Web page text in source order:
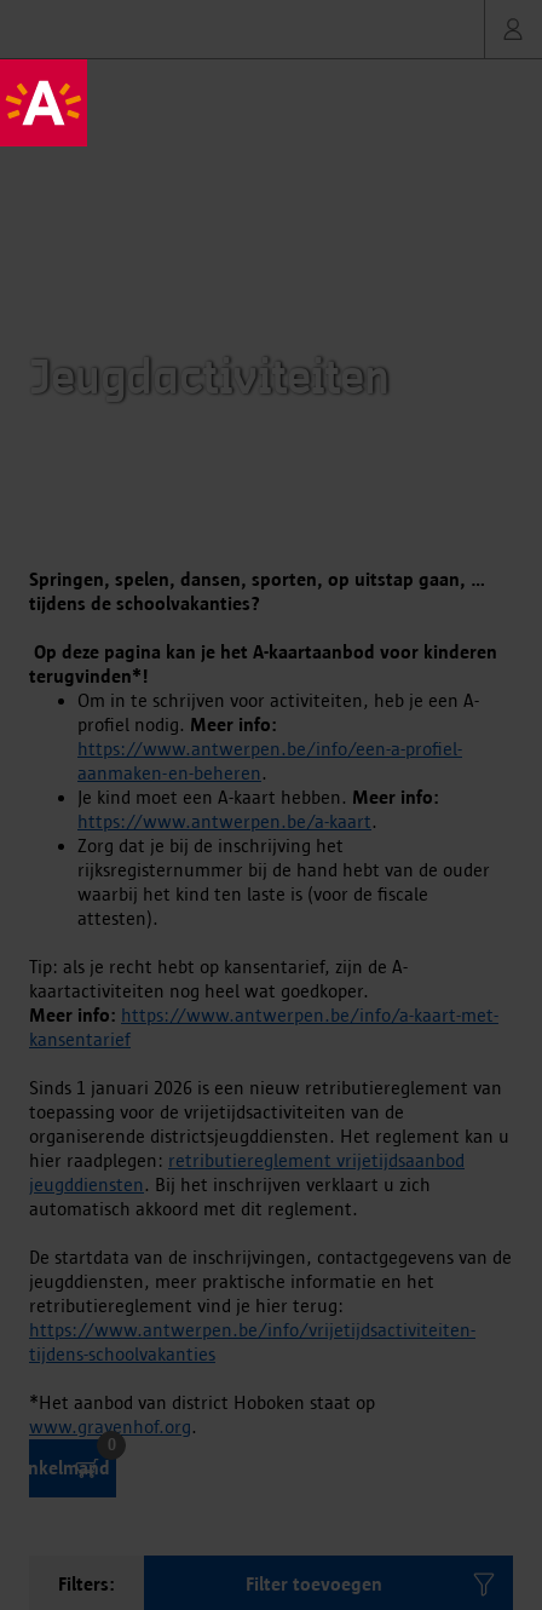
Jeugdactiviteiten
Springen, spelen, dansen, sporten, op uitstap gaan, ...
tijdens de schoolvakanties?
Op deze pagina kan je het A-kaartaanbod voor kinderen
terugvinden*!
Om in te schrijven voor activiteiten, heb je een A-
profiel nodig. Meer info:
https://www.antwerpen.be/info/een-a-profiel-
aanmaken-en-beheren .
Je kind moet een A-kaart hebben. Meer info:
https://www.antwerpen.be/a-kaart.
Zorg dat je bij de inschrijving het
rijksregisternummer bij de hand hebt van de ouder
waarbij het kind ten laste is (voor de fiscale
attesten).
Tip: als je recht hebt op kansentarief, zijn de A-
kaartactiviteiten nog heel wat goedkoper.
Meer info: https://www.antwerpen.be/info/a-kaart-met-
kansentarief
Sinds 1 januari 2026 is een nieuw retributiereglement van
toepassing voor de vrijetijdsactiviteiten van de
organiserende districtsjeugddiensten. Het reglement kan u
hier raadplegen: retributiereglement vrijetijdsaanbod
jeugddiensten . Bij het inschrijven verklaart u zich
automatisch akkoord met dit reglement.
De startdata van de inschrijvingen, contactgegevens van de
jeugddiensten, meer praktische informatie en het
retributiereglement vind je hier terug:
https://www.antwerpen.be/info/vrijetijdsactiviteiten-
tijdens-schoolvakanties
*Het aanbod van district Hoboken staat op
www.gravenhof.org.
Winkelmand
0
Filters: Filter toevoegen